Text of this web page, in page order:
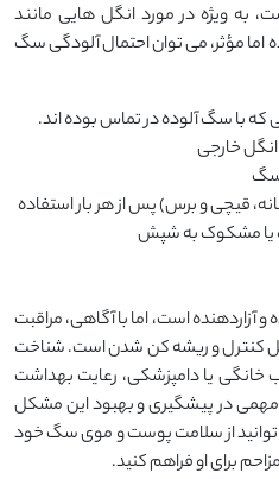
به ‌ویژه در مورد انگل‌ هایی مانند
مؤثر، می ‌توان احتمال آلودگی سگ
با سگ آلوده در تماس بوده‌ اند.
خارجی
سگ
قیچی و برس) پس از هر بار استفاده
یا مشکوک به شپش
است، اما با آگاهی، مراقبت
کنترل و ریشه‌ کن شدن است. شناخت
خانگی یا دامپزشکی، رعایت بهداشت
در پیشگیری و بهبود این مشکل
‌توانید از سلامت پوست و موی سگ خود
برای او فراهم کنید.